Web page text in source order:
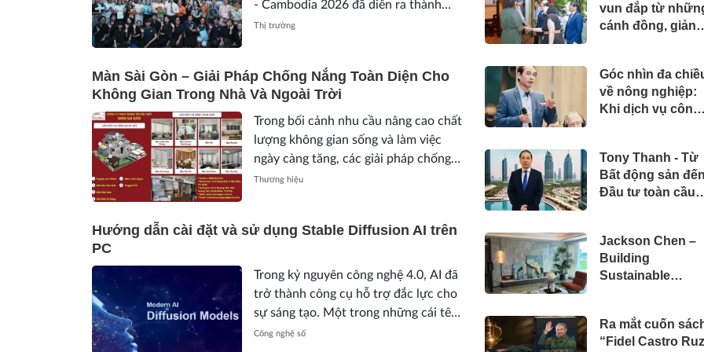
- Cambodia 2026 đã diễn ra thành
công tốt đẹp tại Văn phòng Tham tán
Thị trường
Màn Sài Gòn – Giải Pháp Chống Nắng Toàn Diện Cho
Không Gian Trong Nhà Và Ngoài Trời
Trong bối cảnh nhu cầu nâng cao chất
lượng không gian sống và làm việc
ngày càng tăng, các giải pháp chống
nắng hiện đại không chỉ đóng vai trò...
Thương hiệu
Hướng dẫn cài đặt và sử dụng Stable Diffusion AI trên
PC
Trong kỷ nguyên công nghệ 4.0, AI đã
trở thành công cụ hỗ trợ đắc lực cho
sự sáng tạo. Một trong những cái tên
nổi bật nhất hiện nay...
Công nghệ số
vun đắp từ
cánh đồng, giảng
Góc nhìn đa
về nông nghiệp:
Khi dịch vụ công
Tony Thanh - Từ
Bất động sản đến
Đầu tư toàn cầu:
giá trị của một
doanh nhân Việt
tại Úc
Jackson Chen –
Building
Sustainable
Construction
Materials and
Ra mắt cuốn
“Fidel Castro